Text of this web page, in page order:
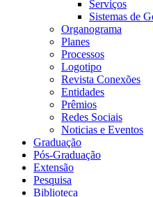
Serviços
Sistemas de
Organograma
Planes
Processos
Logotipo
Revista Conexões
Entidades
Prêmios
Redes Sociais
Noticias e Eventos
Graduação
Pós-Graduação
Extensão
Pesquisa
Biblioteca